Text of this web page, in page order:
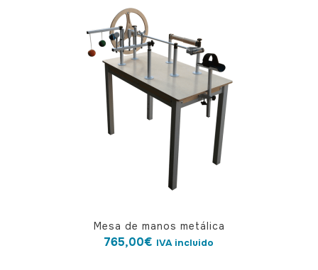
Mesa de manos metálica
765,00€ IVA incluido